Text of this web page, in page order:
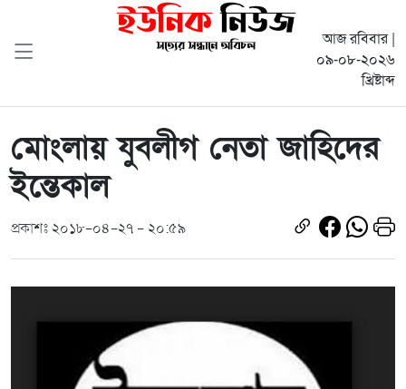
আজ রবিবার |
০৯-০৮-২০২৬
খ্রিষ্টাব্দ
মোংলায় যুবলীগ নেতা জাহিদের
ইন্তেকাল
প্রকাশঃ ২০১৮-০৪-২৭ - ২০:৫৯